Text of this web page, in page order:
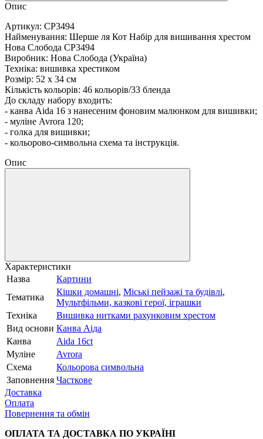
Опис
Артикул: СР3494
Найменування: Шерше ля Кот Набір для вишивання хрестом
Нова Слобода СР3494
Виробник: Нова Слобода (Україна)
Техніка: вишивка хрестиком
Розмір: 52 x 34 см
Кількість кольорів: 46 кольорів/33 бленда
До складу набору входить:
- канва Aida 16 з нанесеним фоновим малюнком для вишивки;
- муліне Avrora 120;
- голка для вишивки;
- кольорово-символьна схема та інструкція.
Опис
Характеристики
Назва
Картини
Тематика
Кішки домашні, Міські пейзажі та будівлі,
Мультфільми, казкові герої, іграшки
Техніка
Вишивка нитками рахунковим хрестом
Вид основи Канва Аіда
Канва
Aida 16сt
Муліне
Avrora
Схема
Кольорова символьна
Заповнення Часткове
Доставка
Оплата
Повернення та обмін
ОПЛАТА ТА ДОСТАВКА ПО УКРАЇНІ